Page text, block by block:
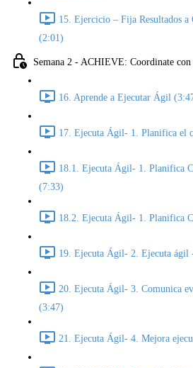
15. Ejercicio – Fija Resultados
(2:01)
Semana 2 - ACHIEVE: Coordinate
16. Aprende a Ejecutar Ágil
17. Ejecuta Ágil- 1. Planifica el
18.1. Ejecuta Ágil- 1. Planifica
(7:33)
18.2. Ejecuta Ágil- 1. Planifica
19. Ejecuta Ágil- 2. Ejecuta ágil
20. Ejecuta Ágil- 3. Comunica
(3:47)
21. Ejecuta Ágil- 4. Mejora